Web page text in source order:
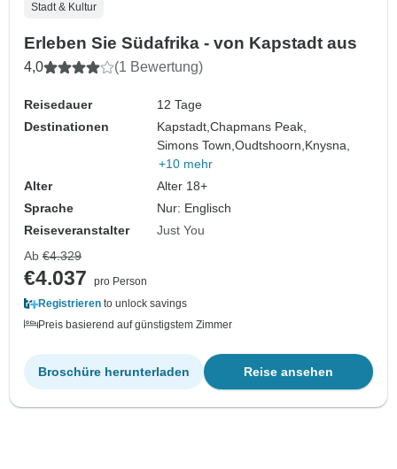
Stadt & Kultur
Erleben Sie Südafrika - von Kapstadt aus
4,0 (1 Bewertung)
Reisedauer
12 Tage
Destinationen
Kapstadt,Chapmans Peak,
Simons Town,Oudtshoorn, Knysna,
+10 mehr
Alter
Alter 18+
Sprache
Nur: Englisch
Reiseveranstalter
Just You
Ab €4.329
€4.037
pro Person
Registrieren to unlock savings
Preis basierend auf günstigstem Zimmer
Reise ansehen
Broschüre herunterladen